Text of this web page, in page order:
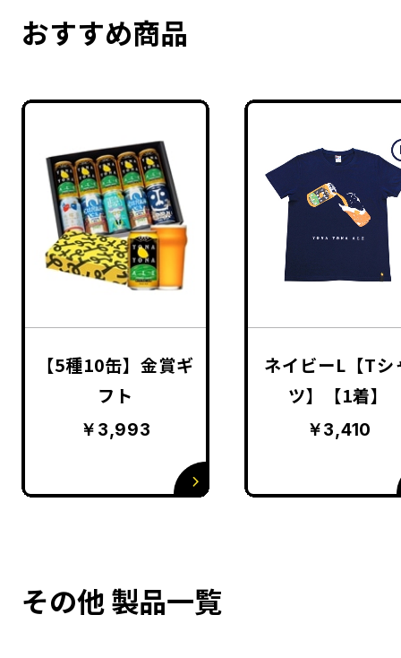
おすすめ商品
【5種10缶】金賞ギ
フト
￥3,993
ネイビーL【Tシ
ツ】【1着】
￥3,410
その他 製品一覧